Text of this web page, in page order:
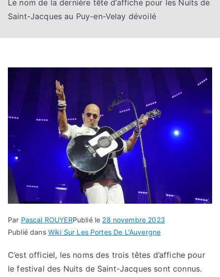
Le nom de la dernière tête d’affiche pour les Nuits de
Saint-Jacques au Puy-en-Velay dévoilé
Par Pascal ROUYERPublié le 28 novembre 2023
Publié dans Wiki Sur Les Portes De L'Auvergne
C’est officiel, les noms des trois têtes d’affiche pour
le festival des Nuits de Saint-Jacques sont connus.